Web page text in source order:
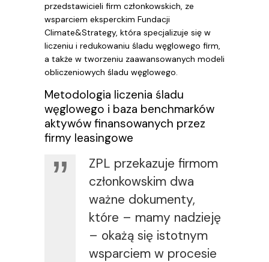
przedstawicieli firm członkowskich, ze
wsparciem eksperckim Fundacji
Climate&Strategy, która specjalizuje się w
liczeniu i redukowaniu śladu węglowego firm,
a także w tworzeniu zaawansowanych modeli
obliczeniowych śladu węglowego.
Metodologia liczenia śladu
węglowego i baza benchmarków
aktywów finansowanych przez
firmy leasingowe
ZPL przekazuje firmom
członkowskim dwa
ważne dokumenty,
które – mamy nadzieję
– okażą się istotnym
wsparciem w procesie